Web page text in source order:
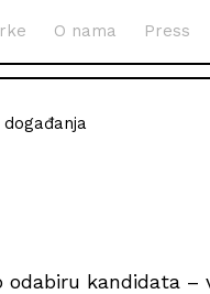
O nama Press
odabiru kandidata –